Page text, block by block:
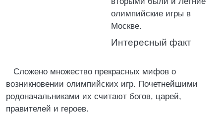
олимпийские игры в
Москве.
Интересный факт
Сложено множество прекрасных мифов о
возникновении олимпийских игр. Почетнейшими
родоначальниками их считают богов, царей,
правителей и героев.